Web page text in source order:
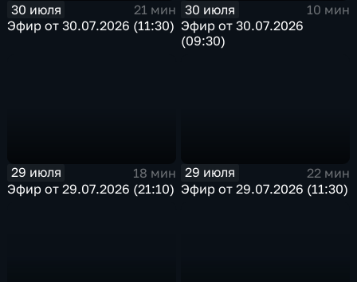
30 июля
21 мин
Эфир от 30.07.2026 (11:30)
30 июля
10 мин
Эфир от 30.07.2026
(09:30)
29 июля
18 мин
Эфир от 29.07.2026 (21:10)
29 июля
22 мин
Эфир от 29.07.2026 (11:30)